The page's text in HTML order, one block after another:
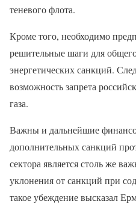
теневого флота.
Кроме того, необходимо
решительные шаги для
энергетических санкций.
возможность запрета
газа.
Важны и дальнейшие
дополнительных санкций
сектора является столь же
уклонения от санкций при
такое убеждение высказал